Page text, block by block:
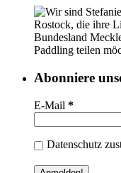
Wir sind
Rostock, die ihre
Bundesland
Paddling teilen
Abonniere
E-Mail *
Datenschutz